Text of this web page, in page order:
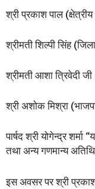
श्री प्रकाश पाल
श्रीमती शिल्पी सिंह
श्रीमती आशा त्रिवेदी
श्री अशोक मिश्रा
पार्षद श्री योगेन्द्र शर्मा
तथा अन्य गणमान्य
इस अवसर पर श्री प्रकाश